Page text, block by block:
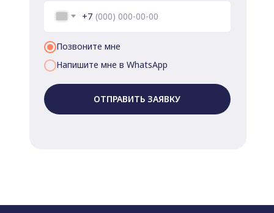
+7
Позвоните мне
Напишите мне в WhatsApp
ОТПРАВИТЬ ЗАЯВКУ